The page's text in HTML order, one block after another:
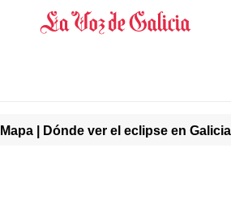
Mapa | Dónde ver el eclipse en Galicia